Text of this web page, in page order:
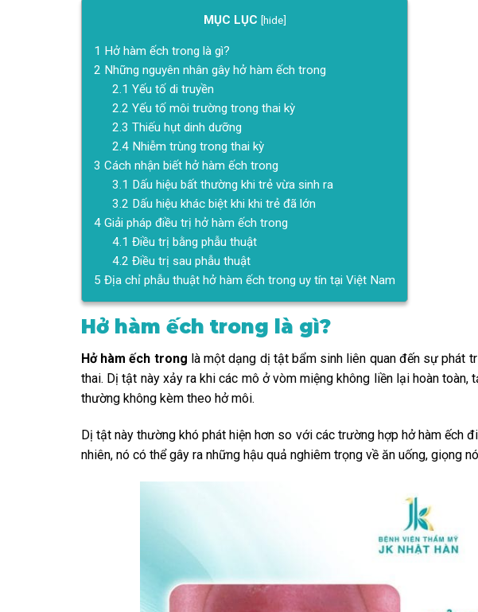
MỤC LỤC [hide]
1 Hở hàm ếch trong là gì?
2 Những nguyên nhân gây hở hàm ếch trong
2.1 Yếu tố di truyền
2.2 Yếu tố môi trường trong thai kỳ
2.3 Thiếu hụt dinh dưỡng
2.4Nhiễm trùng trong thai kỳ
3 Cách nhận biết hở hàm ếch trong
3.1 Dấu hiệu bất thường khi trẻ vừa sinh ra
3.2 Dấu hiệu khác biệt khi khi trẻ đã lớn
4 Giải pháp điều trị hở hàm ếch trong
4.1 Điều trị bằng phẫu thuật
4.2 Điều trị sau phẫu thuật
5 Địa chỉ phẫu thuật hở hàm ếch trong uy tín tại Việt Nam
Hở hàm ếch trong là gì?
Hở hàm ếch trong là một dạng dị tật bẩm sinh liên quan đến sự phát
thai. Dị tật này xảy ra khi các mô ở vòm miệng không liền lại hoàn
thường không kèm theo hở môi.
Dị tật này thường khó phát hiện hơn so với các trường hợp hở hàm ếch
nhiên, nó có thể gây ra những hậu quả nghiêm trọng về ăn uống, giọng